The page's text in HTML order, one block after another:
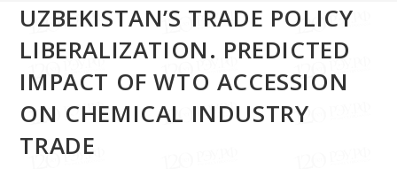
UZBEKISTAN’S TRADE POLICY
LIBERALIZATION. PREDICTED
IMPACT OF WTO ACCESSION
ON CHEMICAL INDUSTRY
TRADE